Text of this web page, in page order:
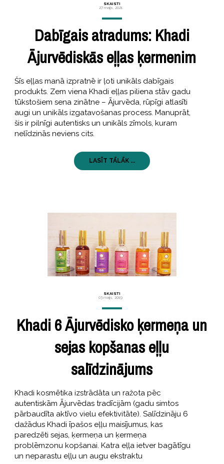
SKAISTI
27 maijs, 2021
Dabīgais atradums: Khadi
Ājurvēdiskās eļļas ķermenim
Šīs eļļas manā izpratnē ir ļoti unikāls dabīgais
produkts. Zem viena Khadi eļļas piliena stāv gadu
tūkstošiem sena zinātne – Ājurvēda, rūpīgi atlasīti
augi un unikāls izgatavošanas process. Manuprāt,
šis ir pilnīgi autentisks un unikāls zīmols, kuram
nelīdzinās neviens cits.
LASĪT TĀLĀK ...
SKAISTI
03 maijs, 2019
Khadi 6 Ājurvēdisko ķermeņa un
sejas kopšanas eļļu
salīdzinājums
Khadi kosmētika izstrādāta un ražota pēc
autentiskām Ājurvēdas tradīcijām (gadu simtos
pārbaudīta aktīvo vielu efektivitāte). Salīdzināju 6
dažādus Khadi īpašos eļļu maisījumus, kas
paredzēti sejas, ķermeņa un ķermeņa
problēmzonu kopšanai. Katra eļļa ietver bagātīgu
un neparastu eļļu un augu ekstraktu